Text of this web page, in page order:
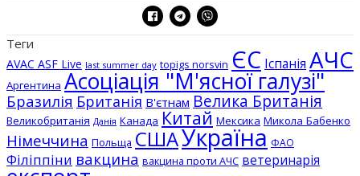
Теги
AVAC ASF Live last summer day topigs norsvin ЄС Іспанія АЧС
Аргентина Асоціація "М'ясної галузі"
Бразилія Британія В'єтнам Велика Британія
Великобританія Данія Канада Китай Мексика Микола Бабенко
Німеччина Польща СШАУкраїна ФАО
Філіппіни вакцина вакцина проти АЧС ветеринарія